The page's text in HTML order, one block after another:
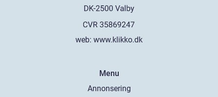
web: www.klikko.dk
Menu
Annonsering